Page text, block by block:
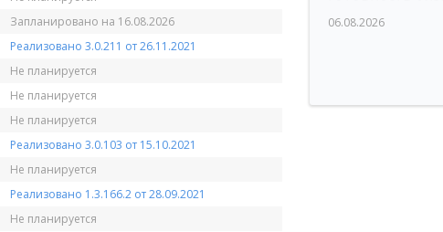
Запланировано на 16.08.2026
Реализовано 3.0.211 от 26.11.2021
Не планируется
Не планируется
Не планируется
Реализовано 3.0.103 от 15.10.2021
Не планируется
Реализовано 1.3.166.2 от 28.09.2021
Не планируется
06.08.2026